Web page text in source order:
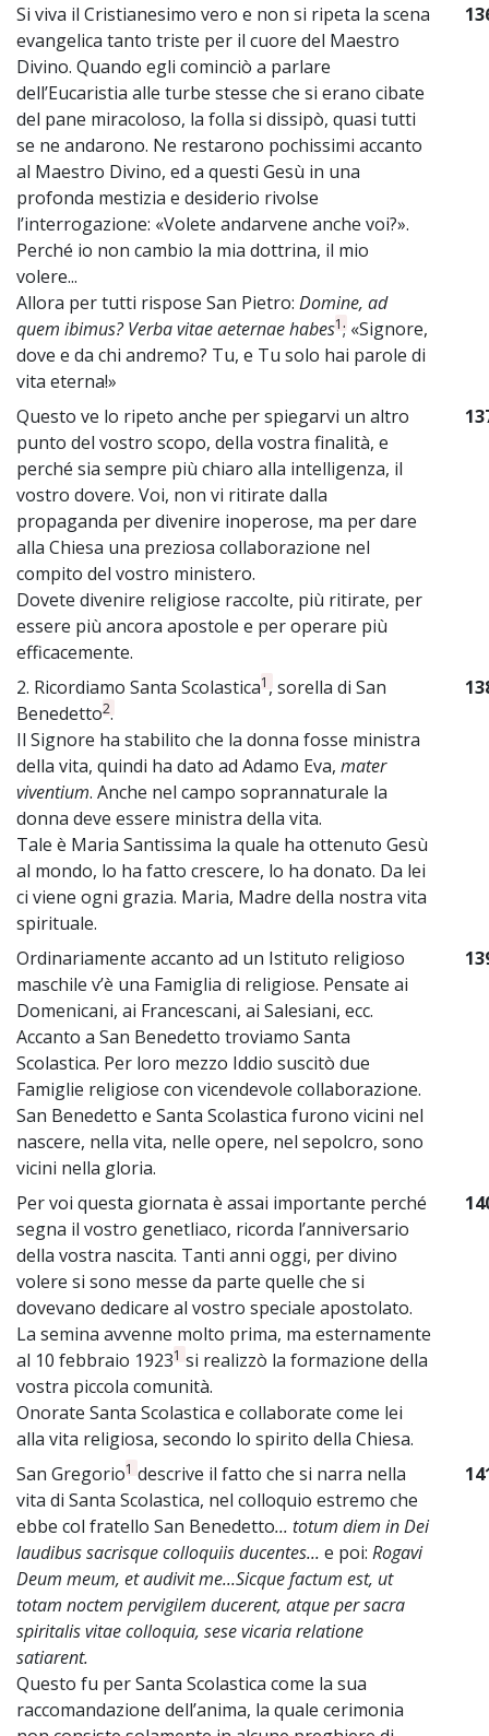
Si viva il Cristianesimo vero e non si ripeta la scena
evangelica tanto triste per il cuore del Maestro
Divino. Quando egli cominciò a parlare
dell’Eucaristia alle turbe stesse che si erano cibate
del pane miracoloso, la folla si dissipò, quasi tutti
se ne andarono. Ne restarono pochissimi accanto
al Maestro Divino, ed a questi Gesù in una
profonda mestizia e desiderio rivolse
l’interrogazione: «Volete andarvene anche voi?».
Perché io non cambio la mia dottrina, il mio
volere...
Allora per tutti rispose San Pietro: Domine, ad
quem ibimus? Verba vitae aeternae habes1; «Signore,
dove e da chi andremo? Tu, e Tu solo hai parole di
vita eterna!»
Questo ve lo ripeto anche per spiegarvi un altro
punto del vostro scopo, della vostra finalità, e
perché sia sempre più chiaro alla intelligenza, il
vostro dovere. Voi, non vi ritirate dalla
propaganda per divenire inoperose, ma per dare
alla Chiesa una preziosa collaborazione nel
compito del vostro ministero.
Dovete divenire religiose raccolte, più ritirate, per
essere più ancora apostole e per operare più
efficacemente.
2. Ricordiamo Santa Scolastica1 , sorella di San
Benedetto2.
Il Signore ha stabilito che la donna fosse ministra
della vita, quindi ha dato ad Adamo Eva, mater
viventium. Anche nel campo soprannaturale la
donna deve essere ministra della vita.
Tale è Maria Santissima la quale ha ottenuto Gesù
al mondo, lo ha fatto crescere, lo ha donato. Da lei
ci viene ogni grazia. Maria, Madre della nostra vita
spirituale.
Ordinariamente accanto ad un Istituto religioso
maschile v’è una Famiglia di religiose. Pensate ai
Domenicani, ai Francescani, ai Salesiani, ecc.
Accanto a San Benedetto troviamo Santa
Scolastica. Per loro mezzo Iddio suscitò due
Famiglie religiose con vicendevole collaborazione.
San Benedetto e Santa Scolastica furono vicini nel
nascere, nella vita, nelle opere, nel sepolcro, sono
vicini nella gloria.
Per voi questa giornata è assai importante perché
segna il vostro genetliaco, ricorda l’anniversario
della vostra nascita. Tanti anni oggi, per divino
volere si sono messe da parte quelle che si
dovevano dedicare al vostro speciale apostolato.
La semina avvenne molto prima, ma esternamente
al 10 febbraio 19231 si realizzò la formazione della
vostra piccola comunità.
Onorate Santa Scolastica e collaborate come lei
alla vita religiosa, secondo lo spirito della Chiesa.
San Gregorio1 descrive il fatto che si narra nella
vita di Santa Scolastica, nel colloquio estremo che
ebbe col fratello San Benedetto... totum diem in Dei
laudibus sacrisque colloquiis ducentes... e poi: Rogavi
Deum meum, et audivit me...Sicque factum est, ut
totam noctem pervigilem ducerent, atque per sacra
spiritalis vitae colloquia, sese vicaria relatione
satiarent.
Questo fu per Santa Scolastica come la sua
raccomandazione dell’anima, la quale cerimonia